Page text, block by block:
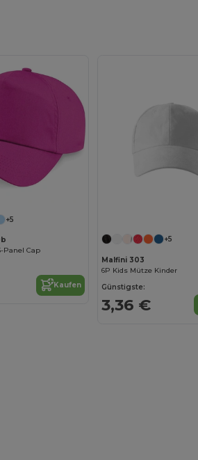
+5
Panel Cap
Kaufen
+5
Malfini 303
6P Kids Mütze Kinder
Günstigste:
3,36 €